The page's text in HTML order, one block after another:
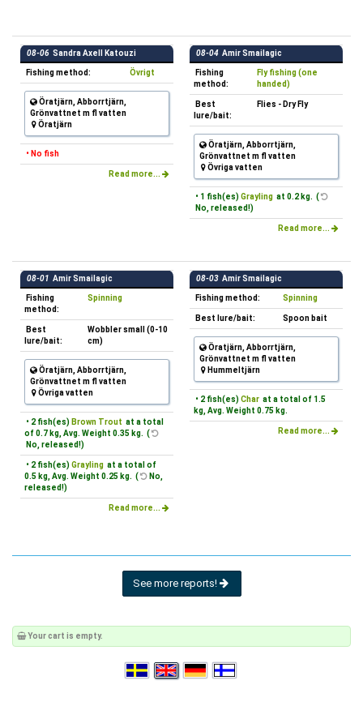
08-06 Sandra Axell Katouzi
Fishing method: Övrigt
Öratjärn, Abborrtjärn,
Grönvattnet m fl vatten
Öratjärn
• No fish
Read more...
08-04 Amir Smailagic
Fishing
method:
Fly fishing (one
handed)
Best
lure/bait:
Flies - Dry Fly
Öratjärn, Abborrtjärn,
Grönvattnet m fl vatten
Övriga vatten
• 1 fish(es) Grayling at 0.2 kg. (
No, released!)
Read more...
08-01 Amir Smailagic
Fishing
method:
Spinning
Best
lure/bait:
Wobbler small (0-10
cm)
Öratjärn, Abborrtjärn,
Grönvattnet m fl vatten
Övriga vatten
• 2 fish(es) Brown Trout at a total
of 0.7 kg, Avg. Weight 0.35 kg. (
No, released!)
• 2 fish(es) Grayling at a total of
0.5 kg, Avg. Weight 0.25 kg. (
No,
released!)
Read more...
08-03 Amir Smailagic
Fishing method: Spinning
Best lure/bait: Spoon bait
Öratjärn, Abborrtjärn,
Grönvattnet m fl vatten
Hummeltjärn
• 2 fish(es) Char at a total of 1.5
kg, Avg. Weight 0.75 kg.
Read more...
See more reports!
Your cart is empty.